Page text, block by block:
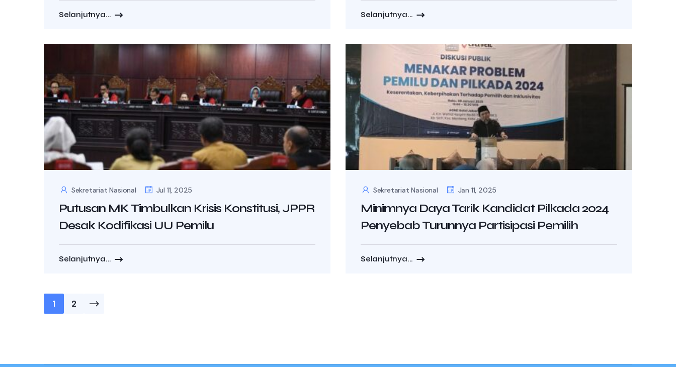
Selanjutnya... Selanjutnya...
Sekretariat Nasional Jul 11, 2025
Putusan MK Timbulkan Krisis Konstitusi, JPPR
Desak Kodifikasi UU Pemilu
Selanjutnya...
Sekretariat Nasional Jan 11, 2025
Minimnya Daya Tarik Kandidat Pilkada 2024
Penyebab Turunnya Partisipasi Pemilih
Selanjutnya...
Posts
1 2